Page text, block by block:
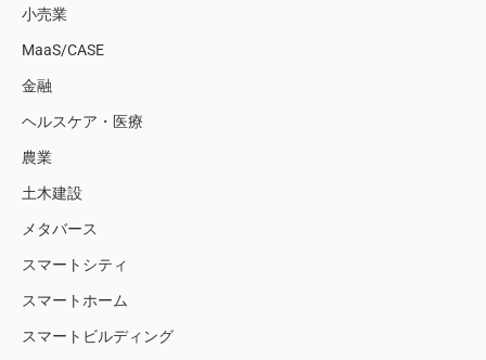
小売業
MaaS/CASE
金融
ヘルスケア・医療
農業
土木建設
メタバース
スマートシティ
スマートホーム
スマートビルディング